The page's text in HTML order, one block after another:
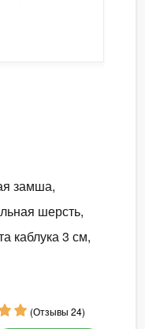
замша,
шерсть,
каблука 3 см,
(Отзывы 24)